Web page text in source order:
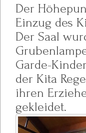
Der
Einzug des
Der Saal
Garde-
der Kita
ihren
gekleidet.